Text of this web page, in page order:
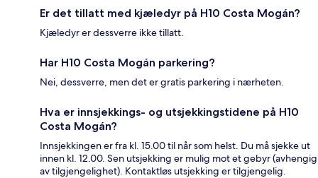
Er det tillatt med kjæledyr på H10 Costa Mogán?
Kjæledyr er dessverre ikke tillatt.
Har H10 Costa Mogán parkering?
Nei, dessverre, men det er gratis parkering i nærheten.
Hva er innsjekkings- og utsjekkingstidene på H10
Costa Mogán?
Innsjekkingen er fra kl. 15.00 til når som helst. Du må sjekke ut
innen kl. 12.00. Sen utsjekking er mulig mot et gebyr (avhengig
av tilgjengelighet). Kontaktløs utsjekking er tilgjengelig.